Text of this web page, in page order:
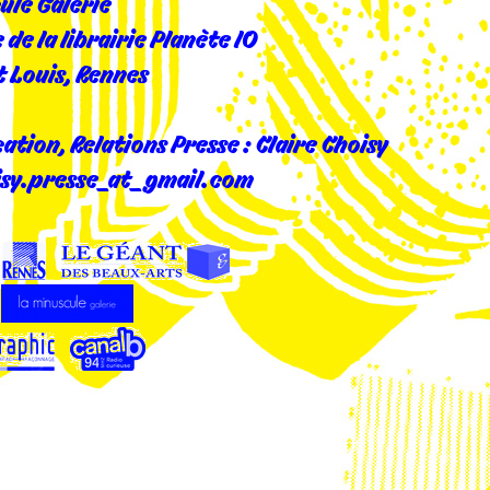
de la librairie Planète IO
Rennes
Relations Presse : Claire Choisy